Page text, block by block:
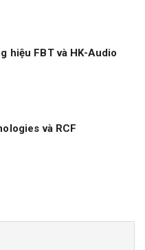
hiệu FBT và HK-Audio
và RCF